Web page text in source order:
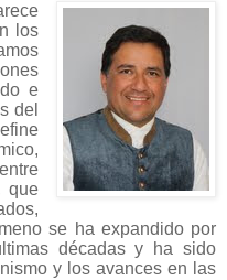
los
e
del
que
se ha expandido por
décadas y ha sido
y los avances en las